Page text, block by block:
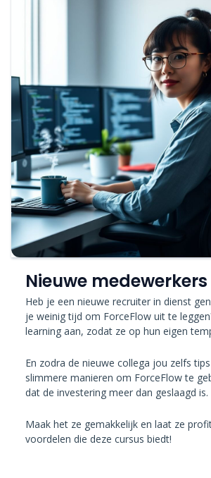
Nieuwe medewerkers
Heb je een nieuwe recruiter in dienst
je weinig tijd om ForceFlow uit te
learning aan, zodat ze op hun eigen
En zodra de nieuwe collega jou zelfs
slimmere manieren om ForceFlow te
dat de investering meer dan geslaagd is.
Maak het ze gemakkelijk en laat ze
voordelen die deze cursus biedt!